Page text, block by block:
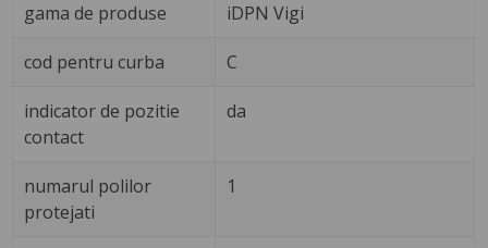
gama de produse iDPN Vigi
cod pentru curba C
indicator de pozitie
contact
da
numarul polilor
protejati
1